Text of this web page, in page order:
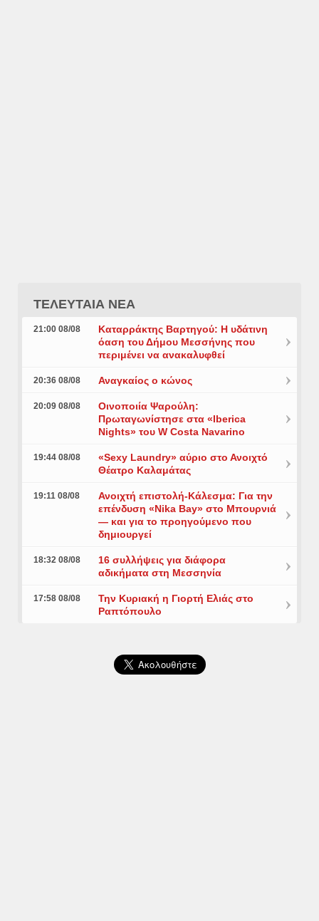
ΤΕΛΕΥΤΑΙΑ ΝΕΑ
21:00 08/08
Καταρράκτης Βαρτηγού: Η υδάτινη
όαση του Δήμου Μεσσήνης που
περιμένει να ανακαλυφθεί
20:36 08/08 Αναγκαίος ο κώνος
20:09 08/08
Οινοποιία Ψαρούλη:
Πρωταγωνίστησε στα «Iberica
Nights» του W Costa Navarino
19:44 08/08
«Sexy Laundry» αύριο στο Ανοιχτό
Θέατρο Καλαμάτας
19:11 08/08
Ανοιχτή επιστολή-Κάλεσμα: Για την
επένδυση «Nika Bay» στο Μπουρνιά
— και για το προηγούμενο που
δημιουργεί
18:32 08/08
16 συλλήψεις για διάφορα
αδικήματα στη Μεσσηνία
17:58 08/08
Την Κυριακή η Γιορτή Ελιάς στο
Ραπτόπουλο